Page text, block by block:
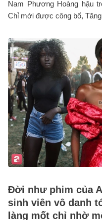
Nam Phương Hoàng hậu
Chỉ mới được công bố,
Đời như phim của
sinh viên vô danh
làng mốt chỉ nhờ